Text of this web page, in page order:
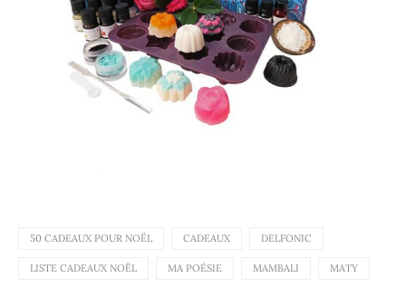
50 CADEAUX POUR NOËL CADEAUX DELFONIC
LISTE CADEAUX NOËL MA POÉSIE MAMBALI MATY